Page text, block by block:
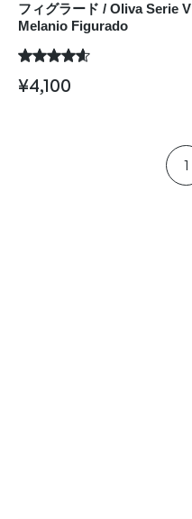
フィグラード / Oliva Serie V
Melanio Figurado
¥4,100
1